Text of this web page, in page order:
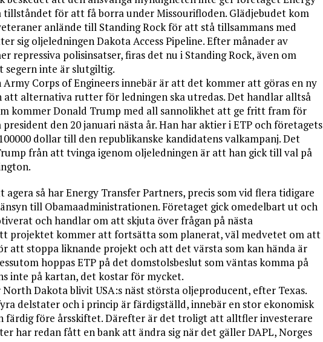
för att få borra under Missourifloden. Glädjebudet kom
anlände till Standing Rock för att stå tillsammans med
sig oljeledningen Dakota Access Pipeline. Efter månader av
repressiva polisinsatser, firas det nu i Standing Rock, även om
segern inte är slutgiltig.
Corps of Engineers innebär är att det kommer att göras en ny
att alternativa rutter för ledningen ska utredas. Det handlar alltså
kommer Donald Trump med all sannolikhet att ge fritt fram för
den 20 januari nästa år. Han har aktier i ETP och företagets
dollar till den republikanske kandidatens valkampanj. Det
från att tvinga igenom oljeledningen är att han gick till val på
agera så har Energy Transfer Partners, precis som vid flera tidigare
till Obamaadministrationen. Företaget gick omedelbart ut och
och handlar om att skjuta över frågan på nästa
projektet kommer att fortsätta som planerat, väl medvetet om att
att stoppa liknande projekt och att det värsta som kan hända är
hoppas ETP på det domstolsbeslut som väntas komma på
inte på kartan, det kostar för mycket.
Dakota blivit USA:s näst största oljeproducent, efter Texas.
delstater och i princip är färdigställd, innebär en stor ekonomisk
färdig före årsskiftet. Därefter är det troligt att alltfler investerare
har redan fått en bank att ändra sig när det gäller DAPL, Norges